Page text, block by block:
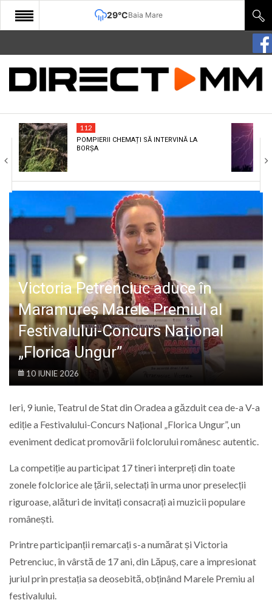
29°CBaia Mare
START
COMUNITATE
CULTURA
ECONOMIE
SANATATE
SPECIAL
POLITIC
LIFE
112
POMPIERII CHEMAȚI SĂ INTERVINĂ LA
BORȘA
Victoria Petrenciuc aduce în
Maramureș Marele Premiul al
Festivalului-Concurs Național
„Florica Ungur”
10 IUNIE 2026
Ieri, 9 iunie, Teatrul de Stat din Oradea a găzduit cea de-a V-a
ediție a Festivalului-Concurs Național „Florica Ungur”, un
eveniment dedicat promovării folclorului românesc autentic.
La competiție au participat 17 tineri interpreți din toate
zonele folclorice ale țării, selectați în urma unor preselecții
riguroase, alături de invitați consacrați ai muzicii populare
românești.
Printre participanții remarcați s-a numărat și Victoria
Petrenciuc, în vârstă de 17 ani, din Lăpuș, care a impresionat
juriul prin prestația sa deosebită, obținând Marele Premiu al
festivalului.